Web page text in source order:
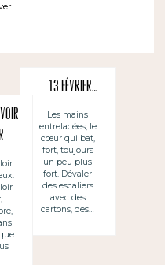
13 février…
Les mains
entrelacées, le
cœur qui bat,
fort, toujours
un peu plus
fort. Dévaler
des escaliers
avec des
cartons, des…